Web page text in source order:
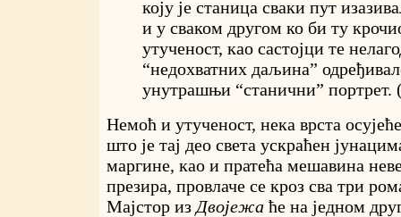
коју је станица сваки пут
и у сваком другом ко би ту
утученост, као састојци те
“недохватних даљина”
унутрашњи “станични” портрет.
Немоћ и утученост, нека врста
што је тај део света ускраћен
маргине, као и пратећа мешавина
презира, провлаче се кроз сва три
Мајстор из Двојежа ће на једном